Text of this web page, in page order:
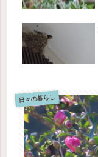
日々の暮らし